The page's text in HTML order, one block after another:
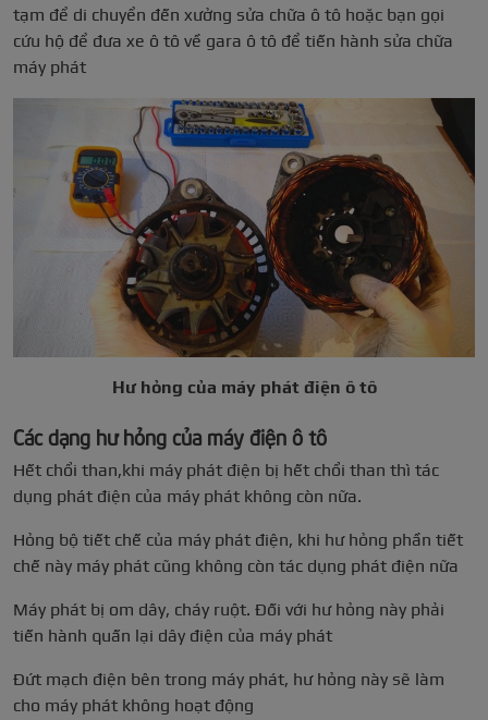
tạm để di chuyển đến xưởng sửa chữa ô tô hoặc bạn gọi
cứu hộ để đưa xe ô tô về gara ô tô để tiến hành sửa chữa
máy phát
Hư hỏng của máy phát điện ô tô
Các dạng hư hỏng của máy điện ô tô
Hết chổi than,khi máy phát điện bị hết chổi than thì tác
dụng phát điện của máy phát không còn nữa.
Hỏng bộ tiết chế của máy phát điện, khi hư hỏng phần tiết
chế này máy phát cũng không còn tác dụng phát điện nữa
Máy phát bị om dây, cháy ruột. Đối với hư hỏng này phải
tiến hành quấn lại dây điện của máy phát
Đứt mạch điện bên trong máy phát, hư hỏng này sẽ làm
cho máy phát không hoạt động